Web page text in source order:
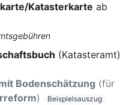
Katasterkarte ab
(Katasteramt)
Bodenschätzung (für
) Beispielsauszug